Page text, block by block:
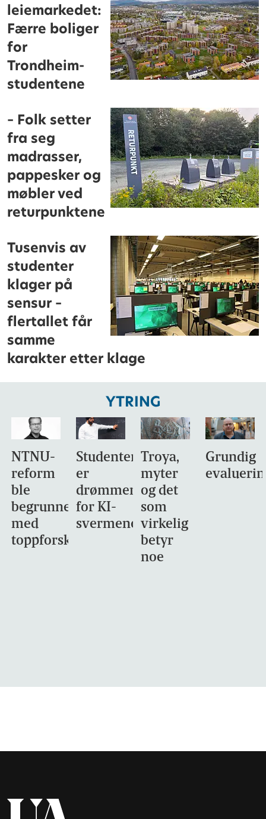
leiemarkedet:
Færre boliger
for
Trondheim-
studentene
– Folk setter
fra seg
madrasser,
pappesker og
møbler ved
returpunktene
Tusenvis av
studenter
klager på
sensur –
flertallet får
samme
karakter etter klage
YTRING
NTNU-
reform
ble
begrunnet
med
toppforskning
Studentene
er
drømmemålet
for KI-
svermene
Troya,
myter
og det
som
virkelig
betyr
noe
Grundig